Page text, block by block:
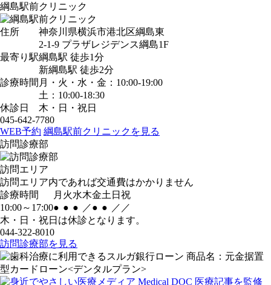
綱島駅前クリニック
住所
神奈川県横浜市港北区綱島東
2-1-9 プラザレジデンス綱島1F
最寄り駅綱島駅 徒歩1分
新綱島駅 徒歩2分
診療時間 月・火・水・金：10:00-19:00
土：10:00-18:30
休診日
木・日・祝日
045-642-7780
WEB予約 綱島駅前クリニックを見る
訪問診療部
訪問エリア
訪問エリア内であれば交通費はかかりません
診療時間
月 火水木金土 日 祝
10:00～17:00● ● ● ／● ● ／ ／
木・日・祝日は休診となります。
044-322-8010
訪問診療部を見る